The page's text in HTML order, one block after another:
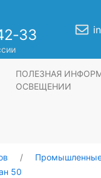
ПОЛЕЗНАЯ
ОСВЕЩЕНИИ
Промышленные
50